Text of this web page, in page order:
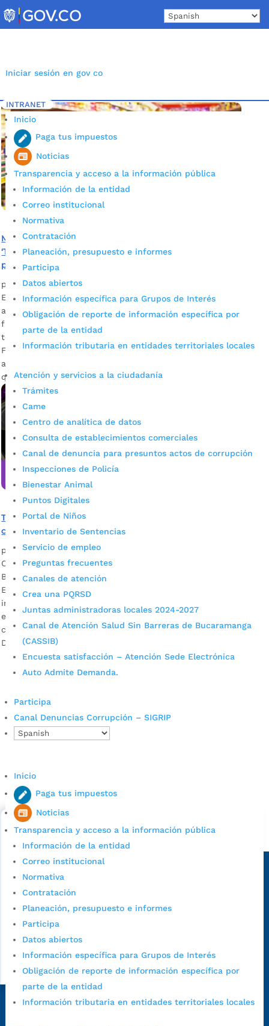
to
content
Iniciar sesión en gov co
INTRANET
Inicio
Paga tus impuestos
Noticias
Transparencia y acceso a la información pública
Información de la entidad
Correo institucional
Normativa
Contratación
Planeación, presupuesto e informes
Participa
Datos abiertos
Información específica para Grupos de Interés
Obligación de reporte de información específica por
parte de la entidad
Información tributaria en entidades territoriales locales
Atención y servicios a la ciudadanía
Trámites
Came
Centro de analítica de datos
Consulta de establecimientos comerciales
Canal de denuncia para presuntos actos de corrupción
Inspecciones de Policía
Bienestar Animal
Puntos Digitales
Portal de Niños
Inventario de Sentencias
Servicio de empleo
Preguntas frecuentes
Canales de atención
Crea una PQRSD
Juntas administradoras locales 2024-2027
Canal de Atención Salud Sin Barreras de Bucaramanga
(CASSIB)
Encuesta satisfacción – Atención Sede Electrónica
Auto Admite Demanda.
Participa
Canal Denuncias Corrupción – SIGRIP
Inicio
Paga tus impuestos
Noticias
Transparencia y acceso a la información pública
Información de la entidad
Correo institucional
Normativa
Contratación
Planeación, presupuesto e informes
Participa
Datos abiertos
Información específica para Grupos de Interés
Obligación de reporte de información específica por
parte de la entidad
Información tributaria en entidades territoriales locales
Inicio 5 Etiqueta: Tucuentacuenta.com
Más de 120 denuncias han llegado a
‘Tucuentacuenta.com’ sobre alzas y especulaciones con
productos de primera necesidad
por Alcaldía de Bucaramanga
El 85 % de las denuncias corresponden a productos de
abastecimiento mientras que el 15% son por productos de
farmacia. Tucuentacuenta.com es una herramienta
tecnológica creada por el Instituto Municipal de Empleo y
Fomento Empresarial de Bucaramanga –IMEBU-, bajo la
asesoría de la Oficina TIC del Municipio, para recibir las
quejas de los ciudadanos por […]
Tucuentacuenta.com, aplicación que permitirá revisar y
controlar precios en establecimientos comerciales
por Alcaldía de Bucaramanga
Con el liderazgo de Juan Carlos Cárdenas, alcalde de
Bucaramanga, y el Instituto Municipal de Empleo y Fomento
Empresarial, IMEBU, se desarrolló una aplicación de
inteligencia artificial para revisar precios en la ciudad y
encontrar las mejores soluciones económicas para los
ciudadanos. Isabel Cristina Rincón, directora del IMEBU
Descargar audio La estrategia #DonaTuRecibo le […]
Consulta aqui los pasos para inscribirse y solicitar un
cupo escolar en los colegios oficiales de
Bucaramanga.
Alcaldía de Bucaramanga
Sede principal
Dirección Fase I: Calle 35 # 10-43, Bucaramanga, Santander,